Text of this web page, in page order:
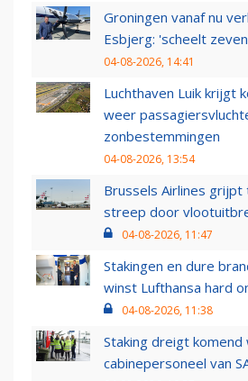
Groningen vanaf nu
Esbjerg: 'scheelt
04-08-2026, 14:41
Luchthaven Luik krijgt
weer
zonbestemmingen
04-08-2026, 13:54
Brussels Airlines grijpt
streep door
04-08-2026, 11:47
Stakingen en dure
winst Lufthansa hard
04-08-2026, 11:38
Staking dreigt komend
cabinepersoneel van